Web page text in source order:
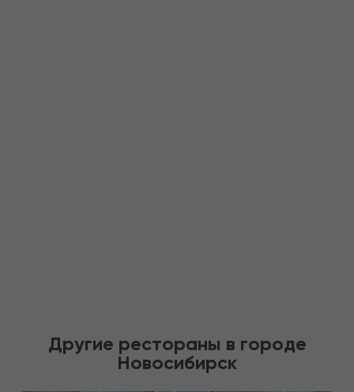
Другие рестораны в городе
Новосибирск